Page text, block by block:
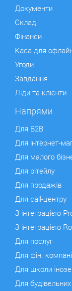
Документи
Склад
Фінанси
Каса для
Угоди
Завдання
Ліди та клієнти
Напрями
Для B2B
Для інтернет-
Для малого
Для рітейлу
Для продажів
Для сall-центру
З інтеграцією
З інтеграцією
Для послуг
Для фін.
Для школи
Для